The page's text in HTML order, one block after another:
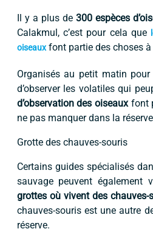
Il y a plus de 300 espèces
Calakmul, c’est pour cela que
oiseauxfont partie des choses à
Organisés au petit matin
d’observer les volatiles qui
d’observation des oiseauxfont
ne pas manquer dans la
Grotte des chauves-souris
Certains guides spécialisés
sauvage peuvent également
grottes où vivent des chauves-
chauves-souris est une autre
réserve.